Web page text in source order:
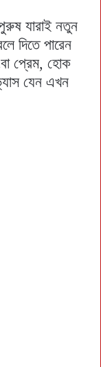
যারাই নতুন
দিতে পারেন
প্রেম, হোক
যেন এখন